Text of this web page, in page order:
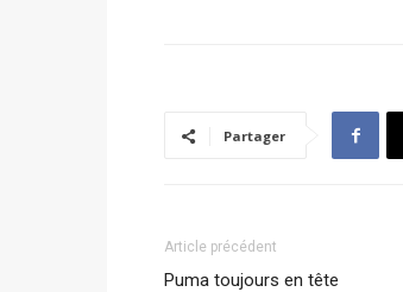
Partager
Article précédent
Puma toujours en tête